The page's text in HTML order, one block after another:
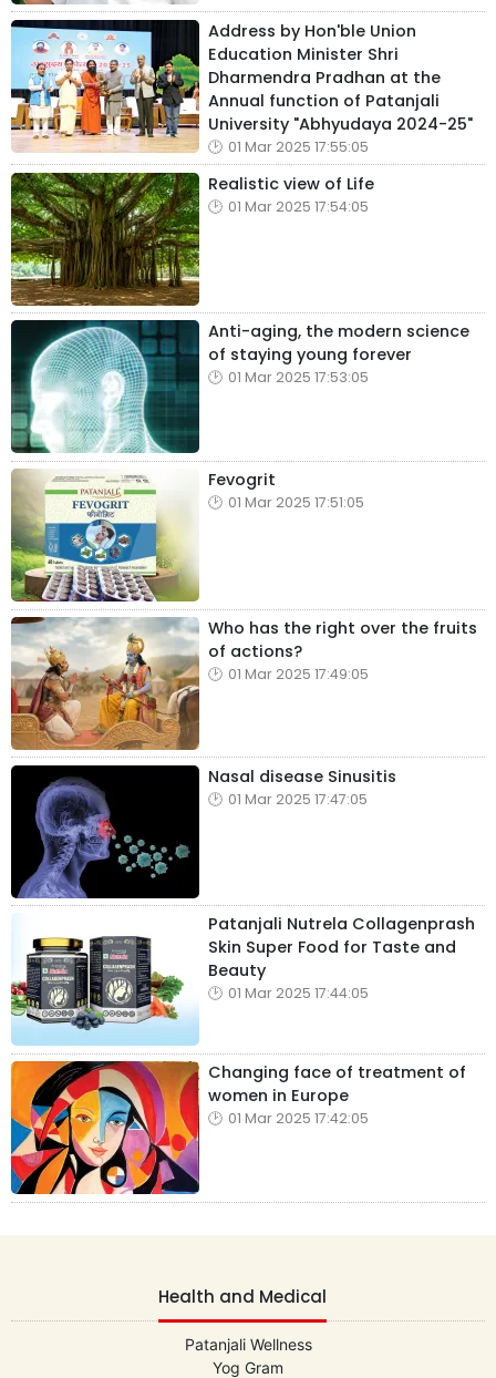
Address by Hon'ble Union
Education Minister Shri
Dharmendra Pradhan at the
Annual function of Patanjali
University "Abhyudaya 2024-25"
01 Mar 2025 17:55:05
Realistic view of Life
01 Mar 2025 17:54:05
Anti-aging, the modern science
of staying young forever
01 Mar 2025 17:53:05
Fevogrit
01 Mar 2025 17:51:05
Who has the right over the fruits
of actions?
01 Mar 2025 17:49:05
Nasal disease Sinusitis
01 Mar 2025 17:47:05
Patanjali Nutrela Collagenprash
Skin Super Food for Taste and
Beauty
01 Mar 2025 17:44:05
Changing face of treatment of
women in Europe
01 Mar 2025 17:42:05
Health and Medical
Patanjali Wellness
Yog Gram